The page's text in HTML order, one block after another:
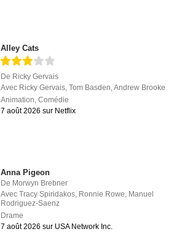
Alley Cats
De Ricky Gervais
Avec Ricky Gervais,Tom Basden,Andrew Brooke
Animation,Comédie
7 août 2026 sur Netflix
Anna Pigeon
De Morwyn Brebner
AvecTracy Spiridakos, Ronnie Rowe, Manuel
Rodriguez-Saenz
Drame
7 août 2026 sur USA Network Inc.